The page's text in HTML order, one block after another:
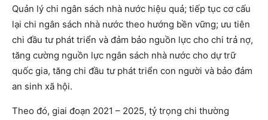
Quản lý chi ngân sách nhà nước hiệu quả; tiếp tục cơ cấu
lại chi ngân sách nhà nước theo hướng bền vững; ưu tiên
chi đầu tư phát triển và đảm bảo nguồn lực cho chi trả nợ,
tăng cường nguồn lực ngân sách nhà nước cho dự trữ
quốc gia, tăng chi đầu tư phát triển con người và bảo đảm
an sinh xã hội.
Theo đó, giai đoạn 2021 – 2025, tỷ trọng chi thường